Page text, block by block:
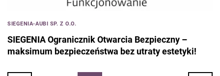
SIEGENIA-AUBI SP. Z O.O.
SIEGENIA Ogranicznik Otwarcia Bezpieczny –
maksimum bezpieczeństwa bez utraty estetyki!